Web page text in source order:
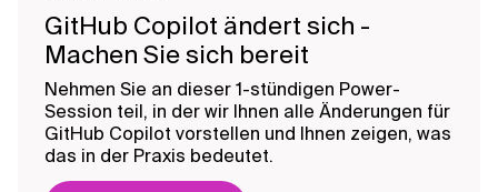
GitHub Copilot ändert sich -
Machen Sie sich bereit
Nehmen Sie an dieser 1-stündigen Power-
Session teil, in der wir Ihnen alle Änderungen für
GitHub Copilot vorstellen und Ihnen zeigen, was
das in der Praxis bedeutet.